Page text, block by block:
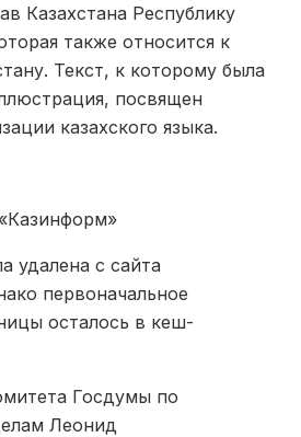
Казахстана Республику
также относится к
Текст, к которому была
посвящен
казахского языка.
удалена с сайта
первоначальное
осталось в кеш-
Госдумы по
Леонид